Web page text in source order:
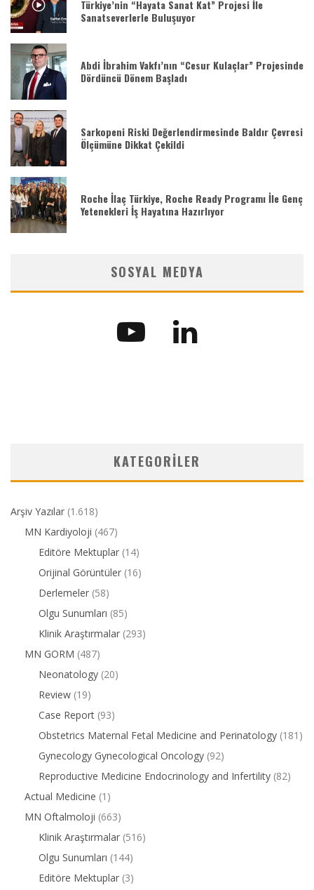
Türkiye’nin “Hayata Sanat Kat” Projesi İle
Sanatseverlerle Buluşuyor
Abdi İbrahim Vakfı’nın “Cesur Kulaçlar” Projesinde
Dördüncü Dönem Başladı
Sarkopeni Riski Değerlendirmesinde Baldır Çevresi
Ölçümüne Dikkat Çekildi
Roche İlaç Türkiye, Roche Ready Programı İle Genç
Yetenekleri İş Hayatına Hazırlıyor
SOSYAL MEDYA
KATEGORILER
Arşiv Yazılar (1.618)
MN Kardiyoloji (467)
Editöre Mektuplar (14)
Orijinal Görüntüler (16)
Derlemeler (58)
Olgu Sunumları (85)
Klinik Araştırmalar (293)
MN GORM (487)
Neonatology (20)
Review (19)
Case Report (93)
Obstetrics Maternal Fetal Medicine and Perinatology (181)
Gynecology Gynecological Oncology (92)
Reproductive Medicine Endocrinology and Infertility (82)
Actual Medicine (1)
MN Oftalmoloji (663)
Klinik Araştırmalar (516)
Olgu Sunumları (144)
Editöre Mektuplar (3)